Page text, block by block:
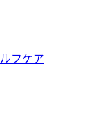
フケア